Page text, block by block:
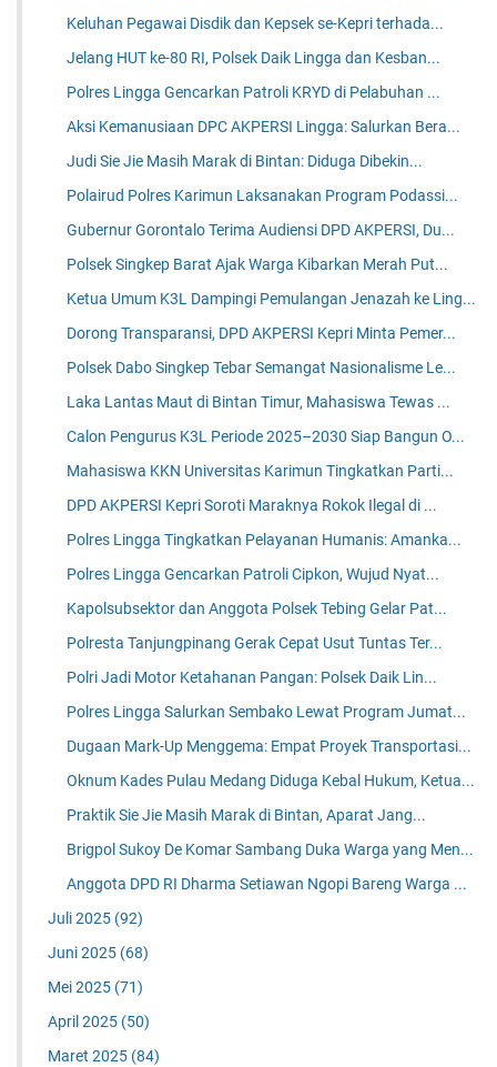
Keluhan Pegawai Disdik dan Kepsek se-Kepri terhada...
Jelang HUT ke-80 RI, Polsek Daik Lingga dan Kesban...
Polres Lingga Gencarkan Patroli KRYD di Pelabuhan ...
Aksi Kemanusiaan DPC AKPERSI Lingga: Salurkan Bera...
Judi Sie Jie Masih Marak di Bintan: Diduga Dibekin...
Polairud Polres Karimun Laksanakan Program Podassi...
Gubernur Gorontalo Terima Audiensi DPD AKPERSI, Du...
Polsek Singkep Barat Ajak Warga Kibarkan Merah Put...
Ketua Umum K3L Dampingi Pemulangan Jenazah ke Ling...
Dorong Transparansi, DPD AKPERSI Kepri Minta Pemer...
Polsek Dabo Singkep Tebar Semangat Nasionalisme Le...
Laka Lantas Maut di Bintan Timur, Mahasiswa Tewas ...
Calon Pengurus K3L Periode 2025–2030 Siap Bangun O...
Mahasiswa KKN Universitas Karimun Tingkatkan Parti...
DPD AKPERSI Kepri Soroti Maraknya Rokok Ilegal di ...
Polres Lingga Tingkatkan Pelayanan Humanis: Amanka...
Polres Lingga Gencarkan Patroli Cipkon, Wujud Nyat...
Kapolsubsektor dan Anggota Polsek Tebing Gelar Pat...
Polresta Tanjungpinang Gerak Cepat Usut Tuntas Ter...
Polri Jadi Motor Ketahanan Pangan: Polsek Daik Lin...
Polres Lingga Salurkan Sembako Lewat Program Jumat...
Dugaan Mark-Up Menggema: Empat Proyek Transportasi...
Oknum Kades Pulau Medang Diduga Kebal Hukum, Ketua...
Praktik Sie Jie Masih Marak di Bintan, Aparat Jang...
Brigpol Sukoy De Komar Sambang Duka Warga yang Men...
Anggota DPD RI Dharma Setiawan Ngopi Bareng Warga ...
Juli 2025 (92)
Juni 2025 (68)
Mei 2025 (71)
April 2025 (50)
Maret 2025 (84)